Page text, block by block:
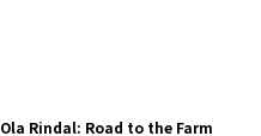
Ola Rindal: Road to the Farm